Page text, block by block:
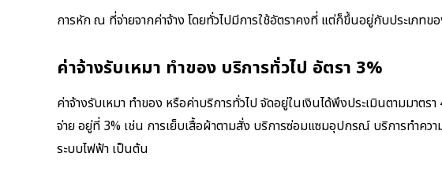
การหัก ณ ที่จ่ายจากค่าจ้าง โดยทั่วไปมีการใช้อัตราคงที่ แต่ก็ขึ้นอยู่กับประเภทข
ค่าจ้างรับเหมา ทำของ บริการทั่วไป อัตรา 3%
ค่าจ้างรับเหมา ทำของ หรือค่าบริการทั่วไป จัดอยู่ในเงินได้พึงประเมินตามมา
จ่าย อยู่ที่ 3% เช่น การเย็บเสื้อผ้าตามสั่ง บริการซ่อมแซมอุปกรณ์ บริการทำคว
ระบบไฟฟ้า เป็นต้น